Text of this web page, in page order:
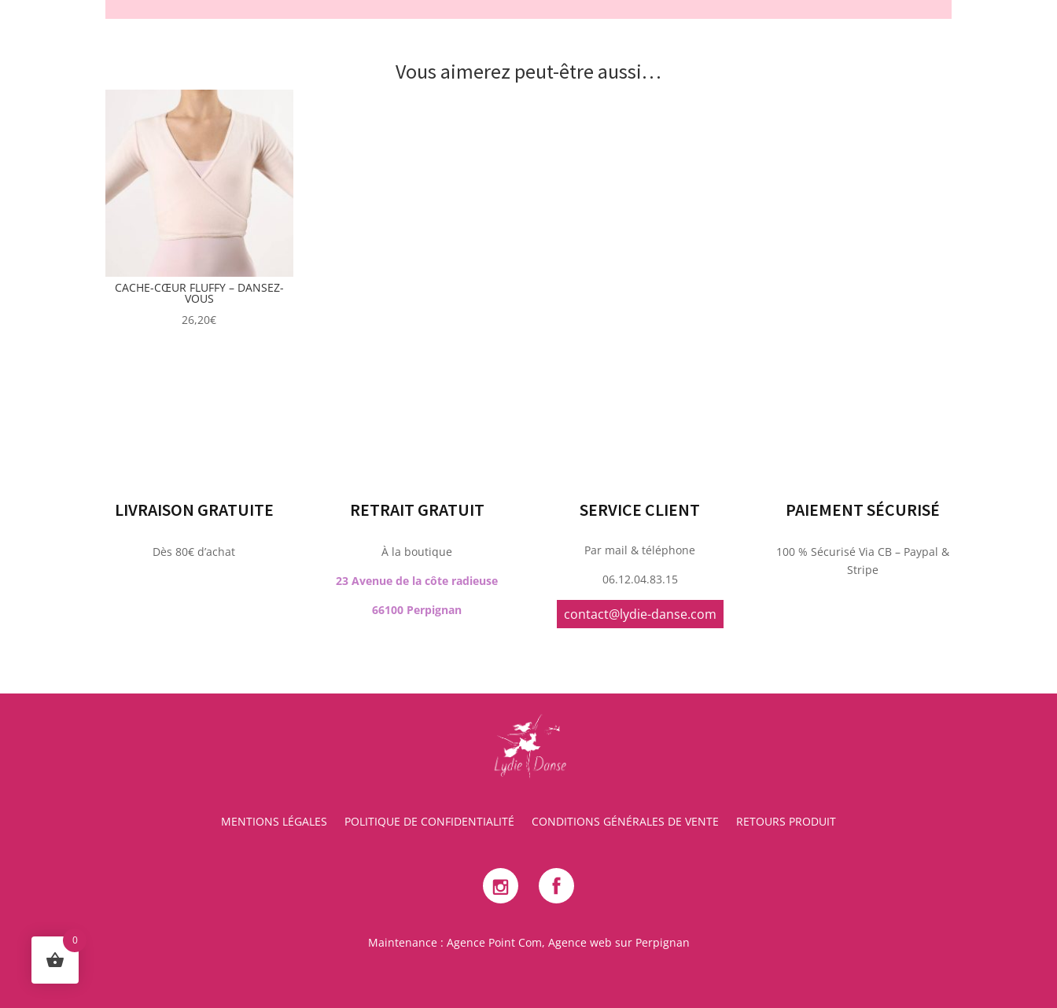
Vous aimerez peut-être aussi…
CACHE-CŒUR FLUFFY – DANSEZ-
VOUS
26,20€
LIVRAISON GRATUITE
Dès 80€ d’achat
RETRAIT GRATUIT
À la boutique
23 Avenue de la côte radieuse
66100 Perpignan
SERVICE CLIENT
Par mail & téléphone
06.12.04.83.15
contact@lydie-danse.com
PAIEMENT SÉCURISÉ
100 % Sécurisé Via CB – Paypal &
Stripe
MENTIONS LÉGALES POLITIQUE DE CONFIDENTIALITÉ CONDITIONS GÉNÉRALES DE VENTE RETOURS PRODUIT
Maintenance : Agence Point Com, Agence web sur Perpignan
0